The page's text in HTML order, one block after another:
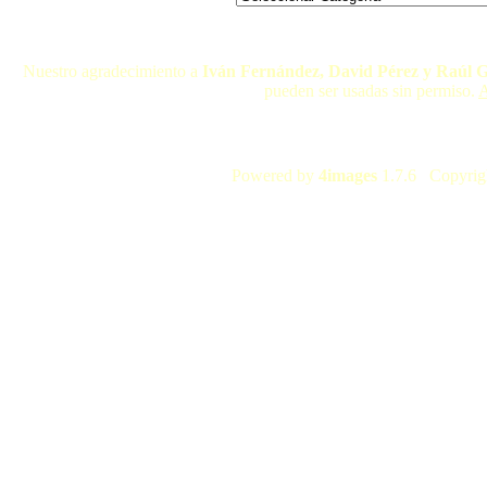
Nuestro agradecimiento a Iván Fernández, David Pérez y Raúl
pueden ser usadas sin permiso.
Powered by 4images 1.7.6